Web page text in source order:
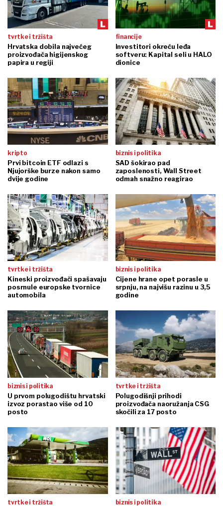
tvrtke i tržišta
Hrvatska dobila najvećeg
proizvođača higijenskog
papira u regiji
financije
Investitori okreću leđa
softveru: Kapital seli u HALO
dionice
kripto
Prvi bitcoin ETF odlazi s
Njujorške burze nakon samo
dvije godine
biznis i politika
SAD šokirao pad
zaposlenosti, Wall Street
odmah snažno reagirao
tvrtke i tržišta
Kineski proizvođači spašavaju
posrnule europske tvornice
automobila
biznis i politika
Cijene hrane opet porasle u
srpnju, na najvišu razinu u 3,5
godine
biznis i politika
U prvom polugodištu hrvatski
izvoz porastao više od 10
posto
tvrtke i tržišta
Polugodišnji prihodi
proizvođača naoružanja CSG
skočili za 17 posto
tvrtke i tržišta biznis i politika